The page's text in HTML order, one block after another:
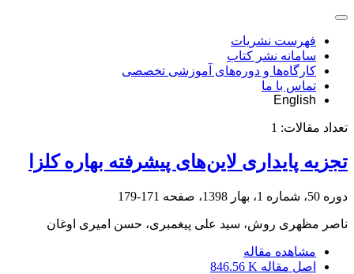
فهرست نشریات
سامانه نشر کتاب
کارگاه‌ها و دوره‌های آموزشی تخصصی
تماس با ما
English
تعداد مقالات: 1
تجزیه پایداری لاین‌های پیشرفته بهاره کلزا
دوره 50، شماره 1، بهار 1398، صفحه 171-179
ناصر مظهری روش، سید علی پیغمبری، حسن امیری اوغان
مشاهده مقاله
اصل مقاله 846.56 K